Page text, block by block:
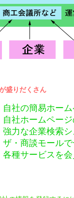
盛りだくさん
社の簡易ホーム
ホームページ
な企業検索シ
商談モールで
サービスを会